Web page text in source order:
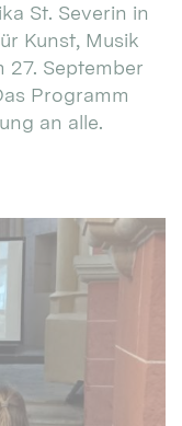
St. Severin in
Kunst, Musik
27. September
Programm
an alle.